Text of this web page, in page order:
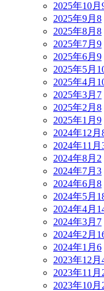
2025年10月
2025年9月 8
2025年8月 8
2025年7月 9
2025年6月 9
2025年5月
2025年4月
2025年3月 7
2025年2月 8
2025年1月 9
2024年12月
2024年11月
2024年8月 2
2024年7月 3
2024年6月 8
2024年5月
2024年4月
2024年3月 7
2024年2月
2024年1月 6
2023年12月
2023年11月
2023年10月